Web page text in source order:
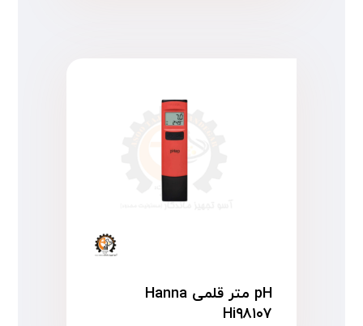
pH متر قلمی Hanna
Hi۹۸۱۰۷